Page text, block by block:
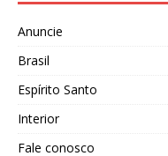
Anuncie
Brasil
Espírito Santo
Interior
Fale conosco